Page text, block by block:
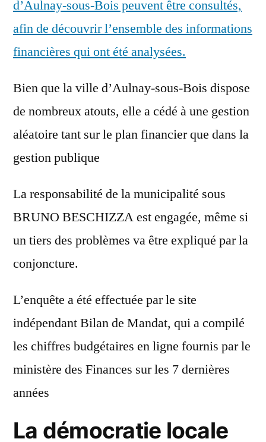
d’Aulnay-sous-Bois peuvent être consultés,
afin de découvrir l’ensemble des informations
financières qui ont été analysées.
Bien que la ville d’Aulnay-sous-Bois dispose
de nombreux atouts, elle a cédé à une gestion
aléatoire tant sur le plan financier que dans la
gestion publique
La responsabilité de la municipalité sous
BRUNO BESCHIZZA est engagée, même si
un tiers des problèmes va être expliqué par la
conjoncture.
L’enquête a été effectuée par le site
indépendant Bilan de Mandat, qui a compilé
les chiffres budgétaires en ligne fournis par le
ministère des Finances sur les 7 dernières
années
La démocratie locale